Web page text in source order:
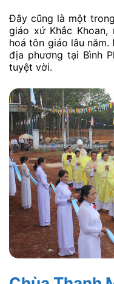
Đây cũng là một
giáo xứ Khắc
hoá tôn giáo lâu năm.
địa phương tại Bình
tuyệt vời.